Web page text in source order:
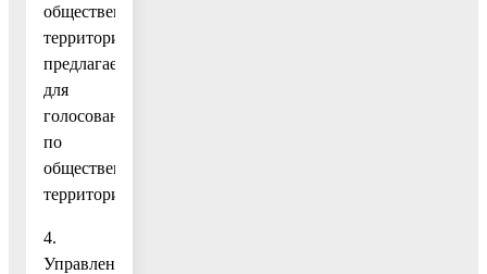
общественных
территорий,
предлагаемых
для
голосования
по
общественным
территориям.
4.
Управлению